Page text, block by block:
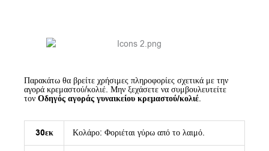
Παρακάτω θα βρείτε χρήσιμες πληροφορίες σχετικά με την
αγορά κρεμαστού/κολιέ. Μην ξεχάσετε να συμβουλευτείτε
τον Οδηγός αγοράς γυναικείου κρεμαστού/κολιέ.
30εκ Κολάρο: Φοριέται γύρω από το λαιμό.